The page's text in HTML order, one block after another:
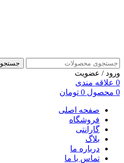
جستجو
ورود / عضویت
0 علاقه مندی
0 محصول 0 تومان
صفحه اصلی
فروشگاه
گارانتی
بلاگ
درباره ما
تماس با ما